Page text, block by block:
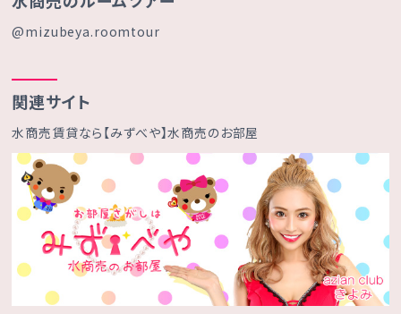
@mizubeya.roomtour
関連サイト
水商売賃貸なら【みずべや】水商売のお部屋